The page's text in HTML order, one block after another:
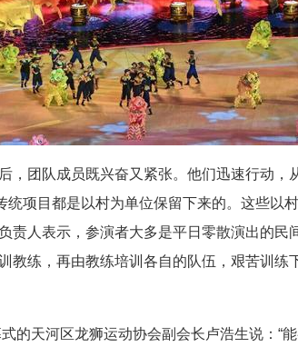
，团队成员既兴奋又紧张。他们迅速行动，
统项目都是以村为单位保留下来的。这些以
责人表示，参演者大多是平日零散演出的民
教练，再由教练培训各自的队伍，艰苦训练
的天河区龙狮运动协会副会长卢浩生说：“